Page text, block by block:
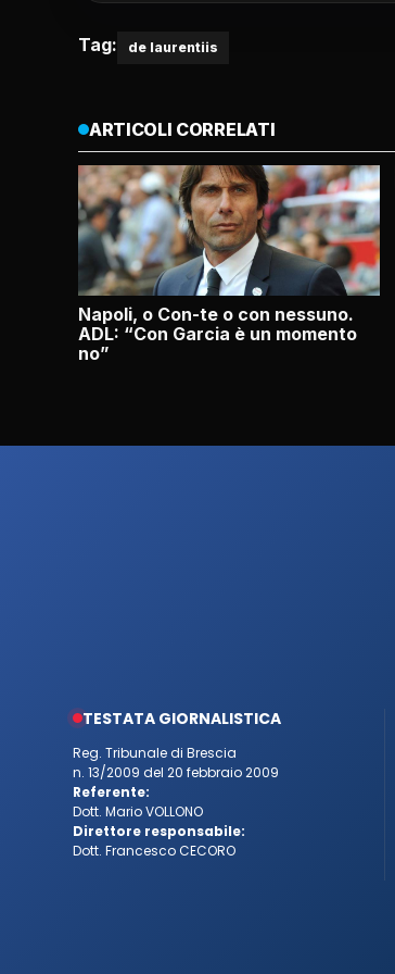
Tag: de laurentiis
ARTICOLI CORRELATI
Napoli, o Con-te o con nessuno.
ADL: “Con Garcia è un momento
no”
TESTATA GIORNALISTICA
Reg. Tribunale di Brescia
n. 13/2009 del 20 febbraio 2009
Referente:
Dott. Mario VOLLONO
Direttore responsabile:
Dott. Francesco CECORO